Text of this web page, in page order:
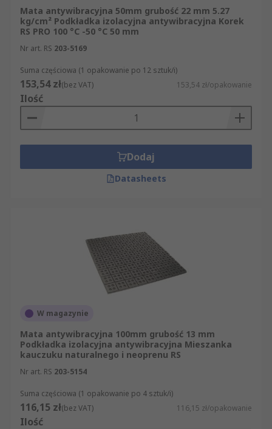
Mata antywibracyjna 50mm grubość 22 mm 5.27
kg/cm² Podkładka izolacyjna antywibracyjna Korek
RS PRO 100 °C -50 °C 50 mm
Nr art. RS 203-5169
Suma częściowa (1 opakowanie po 12 sztuk/i)
153,54 zł(bez VAT) 153,54 zł/opakowanie
Ilość
Dodaj
Datasheets
W magazynie
Mata antywibracyjna 100mm grubość 13 mm
Podkładka izolacyjna antywibracyjna Mieszanka
kauczuku naturalnego i neoprenu RS
Nr art. RS 203-5154
Suma częściowa (1 opakowanie po 4 sztuk/i)
116,15 zł(bez VAT) 116,15 zł/opakowanie
Ilość